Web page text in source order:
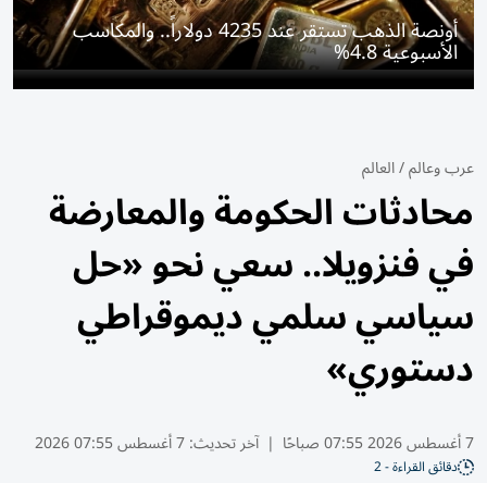
أونصة الذهب تستقر عند 4235 دولاراً.. والمكاسب
الأسبوعية 4.8%
عرب وعالم/العالم
محادثات الحكومة والمعارضة
في فنزويلا.. سعي نحو «حل
سياسي سلمي ديموقراطي
دستوري»
7 أغسطس 2026 07:55 صباحًا | آخر تحديث:7 أغسطس 07:55 2026
دقائق القراءة - 2